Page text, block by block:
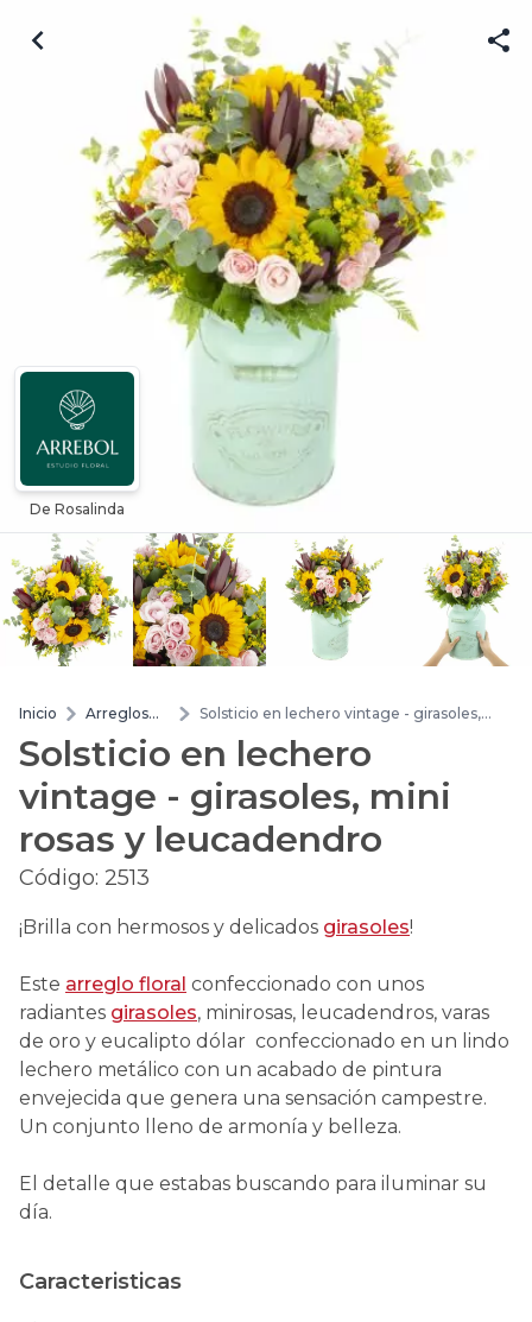
De Rosalinda
Inicio
Arreglos
Solsticio en lechero vintage - girasoles,
Solsticio en lechero
vintage - girasoles, mini
rosas y leucadendro
Código: 2513
¡Brilla con hermosos y delicados girasoles!
Este arreglo floral confeccionado con unos
radiantes girasoles, minirosas, leucadendros, varas
de oro y eucalipto dólar confeccionado en un lindo
lechero metálico con un acabado de pintura
envejecida que genera una sensación campestre.
Un conjunto lleno de armonía y belleza.
El detalle que estabas buscando para iluminar su
día.
Caracteristicas